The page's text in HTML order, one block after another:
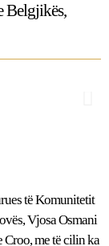
Belgjikës,
të Komunitetit
Vjosa Osmani
me të cilin ka